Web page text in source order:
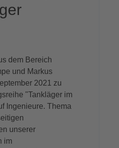
dem Bereich
und Markus
2021 zu
"Tankläger im
Ingenieure. Thema
unserer
im